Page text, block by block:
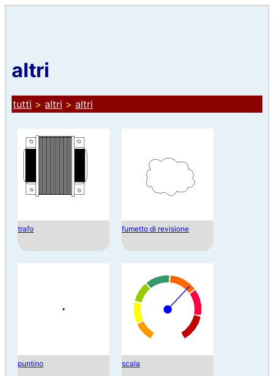
altri
tutti > altri > altri
trafo fumetto di revisione
puntino scala